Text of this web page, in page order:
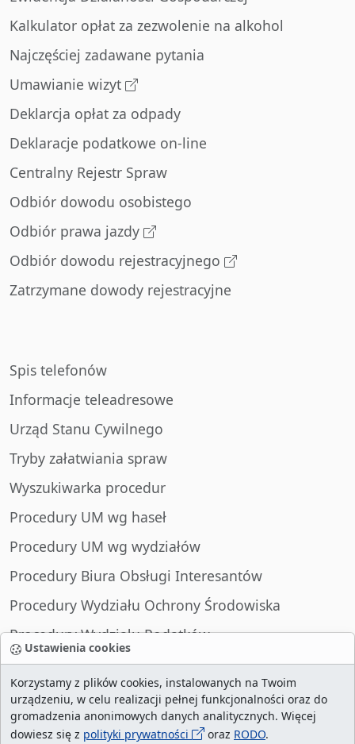
Ustawienia cookies
Korzystamy z plików cookies, instalowanych na Twoim
urządzeniu, w celu realizacji pełnej funkcjonalności oraz do
gromadzenia anonimowych danych analitycznych. Więcej
dowiesz się z polityki prywatności oraz RODO.
Kalkulator opłat za zezwolenie na alkohol
Najczęściej zadawane pytania
Umawianie wizyt
Deklarcja opłat za odpady
Deklaracje podatkowe on-line
Centralny Rejestr Spraw
Odbiór dowodu osobistego
Odbiór prawa jazdy
Odbiór dowodu rejestracyjnego
Zatrzymane dowody rejestracyjne
Spis telefonów
Informacje teleadresowe
Urząd Stanu Cywilnego
Tryby załatwiania spraw
Wyszukiwarka procedur
Procedury UM wg haseł
Procedury UM wg wydziałów
Procedury Biura Obsługi Interesantów
Procedury Wydziału Ochrony Środowiska
Procedury Wydziału Podatków
Procedury Wydziału Spraw Obywatelskich